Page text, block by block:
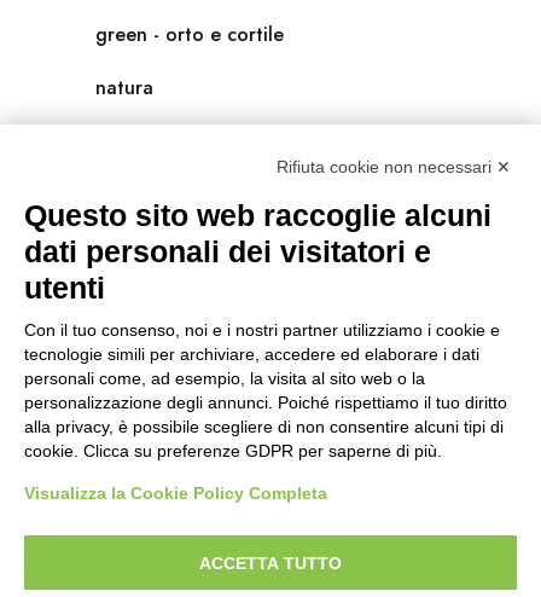
green - orto e cortile
natura
scienza
universolocale
viedellaseta
Rifiuta cookie non necessari ✕
Questo sito web raccoglie alcuni
dati personali dei visitatori e
utenti
Con il tuo consenso, noi e i nostri partner utilizziamo i cookie e
tecnologie simili per archiviare, accedere ed elaborare i dati
personali come, ad esempio, la visita al sito web o la
personalizzazione degli annunci. Poiché rispettiamo il tuo diritto
alla privacy, è possibile scegliere di non consentire alcuni tipi di
cookie. Clicca su preferenze GDPR per saperne di più.
Visualizza la Cookie Policy Completa
ACCETTA TUTTO